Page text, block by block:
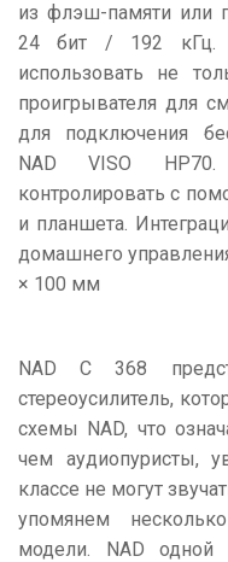
из флэш-памяти или
24 бит / 192 кГц.
использовать не
проигрывателя для
для подключения
NAD VISO
контролировать с
и планшета.
домашнего
× 100 мм
NAD C 368
стереоусилитель,
схемы NAD, что
чем аудиопуристы,
классе не могут
упомянем
модели. NAD одной